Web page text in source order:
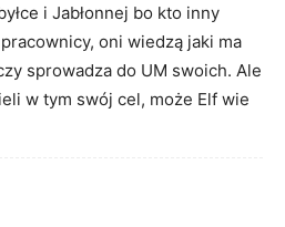
i Jabłonnej bo kto inny
oni wiedzą jaki ma
sprowadza do UM swoich. Ale
w tym swój cel, może Elf wie